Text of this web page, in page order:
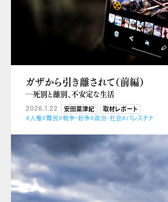
ガザから引き離されて（前編）
―死別と離別、不安定な生活
2026.1.22 安田菜津紀
取材レポート
#人権#難民#戦争・紛争#政治・社会#パレスチナ